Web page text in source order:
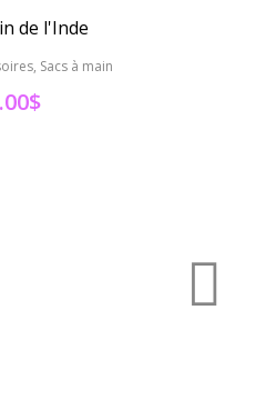
de l'Inde
Sacs à main
$